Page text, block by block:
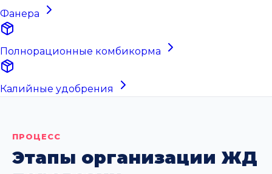
Фанера
Полнорационные комбикорма
Калийные удобрения
ПРОЦЕСС
Этапы организации ЖД